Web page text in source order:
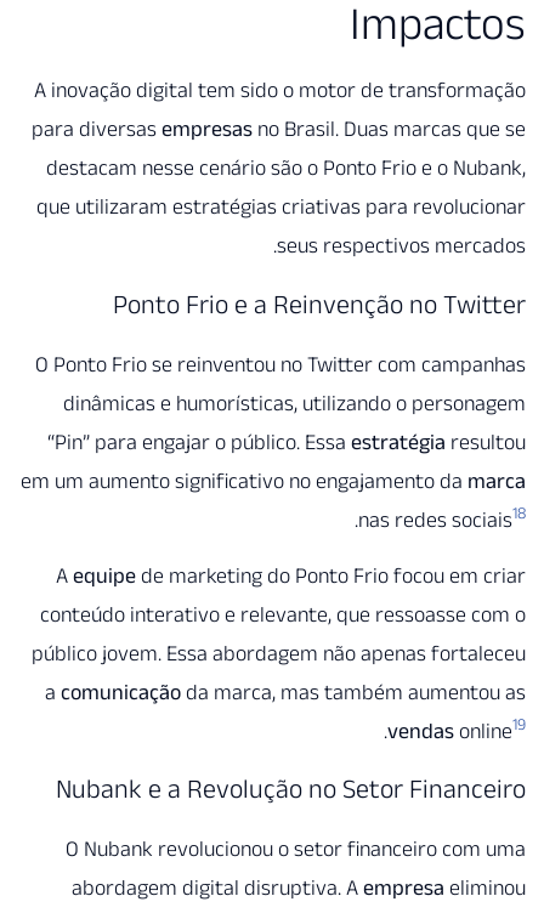
A inovação digital tem sido o motor de
para diversasempresasno Brasil. Duas marcas
destacam nesse cenário são o Ponto Frio e o
que utilizaram estratégias criativas para
seus respectivos
Ponto Frio e a Reinvenção no
O Ponto Frio se reinventou no Twitter com
dinâmicas e humorísticas, utilizando o
“Pin” para engajar o público. Essaestratégia
em um aumento significativo no engajamento da
nas redes
.
A equipede marketing do Ponto Frio focou
conteúdo interativo e relevante, que ressoasse
público jovem. Essa abordagem não apenas
acomunicaçãoda marca, mas também
vendas
.
Nubank e a Revolução no Setor
O Nubank revolucionou o setor financeiro
abordagem digital disruptiva. Aempresa